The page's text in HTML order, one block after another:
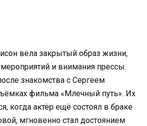
вела закрытый образ жизни,
мероприятий и внимания прессы.
знакомства с Сергеем
фильма «Млечный путь». Их
когда актёр ещё состоял в браке
мгновенно стал достоянием